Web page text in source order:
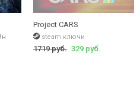
Project CARS
steam ключи
1719 руб. 329 руб.